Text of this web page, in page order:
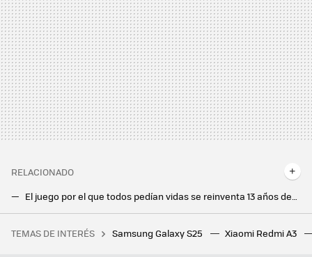
RELACIONADO
El juego por el que todos pedían vidas se reinventa 13 años después: el Candy Crush de siempre tiene nuevo disfraz
Ante el miedo de los jugadores de que GTA 6 cueste 100 euros, el jefazo de Rockstar defiende "los precios variables"
TEMAS DE INTERÉS Samsung Galaxy S25 Xiaomi Redmi A3